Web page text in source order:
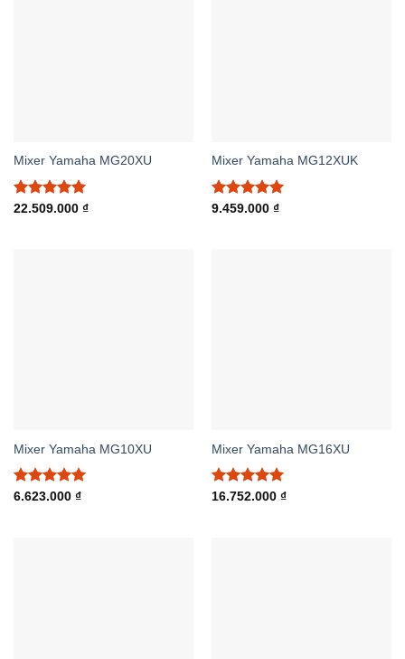
Mixer Yamaha MG20XU
Được xếp
22.509.000 ₫
Mixer Yamaha MG12XUK
Được xếp
9.459.000 ₫
Mixer Yamaha MG10XU
Được xếp
6.623.000 ₫
Mixer Yamaha MG16XU
Được xếp
16.752.000 ₫